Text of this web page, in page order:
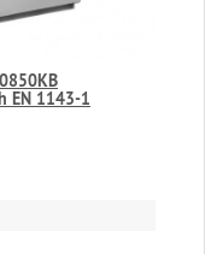
EN 1143-1